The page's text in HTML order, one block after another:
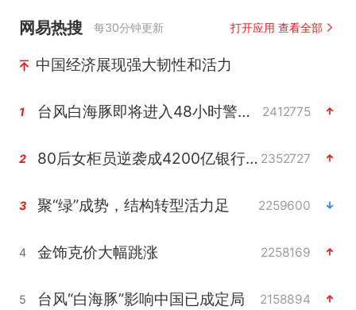
网易热搜 每30分钟更新 打开应用 查看全部
中国经济展现强大韧性和活力
1 台风白海豚即将进入48小时警戒线 2412775
2 80后女柜员逆袭成4200亿银行副行长 2352727
3 聚“绿”成势，结构转型活力足 2259600
4 金饰克价大幅跳涨 2258169
5 台风“白海豚”影响中国已成定局 2158894